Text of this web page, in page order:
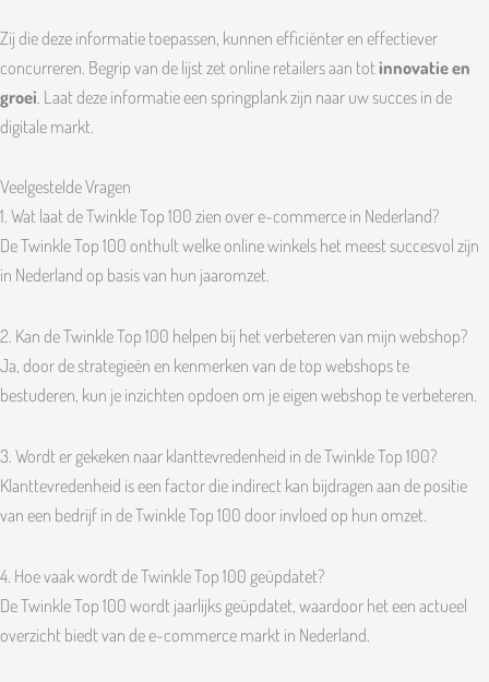
Zij die deze informatie toepassen, kunnen efficiënter en effectiever
concurreren. Begrip van de lijst zet online retailers aan totinnovatie en
groei . Laat deze informatie een springplank zijn naar uw succes in de
digitale markt.
Veelgestelde Vragen
1. Wat laat de Twinkle Top 100 zien over e-commerce in Nederland?
De Twinkle Top 100 onthult welke online winkels het meest succesvol zijn
in Nederland op basis van hun jaaromzet.
2. Kan de Twinkle Top 100 helpen bij het verbeteren van mijn webshop?
Ja, door de strategieën en kenmerken van de top webshops te
bestuderen, kun je inzichten opdoen om je eigen webshop te verbeteren.
3. Wordt er gekeken naar klanttevredenheid in de Twinkle Top 100?
Klanttevredenheid is een factor die indirect kan bijdragen aan de positie
van een bedrijf in de Twinkle Top 100 door invloed op hun omzet.
4. Hoe vaak wordt de Twinkle Top 100 geüpdatet?
De Twinkle Top 100 wordt jaarlijks geüpdatet, waardoor het een actueel
overzicht biedt van de e-commerce markt in Nederland.